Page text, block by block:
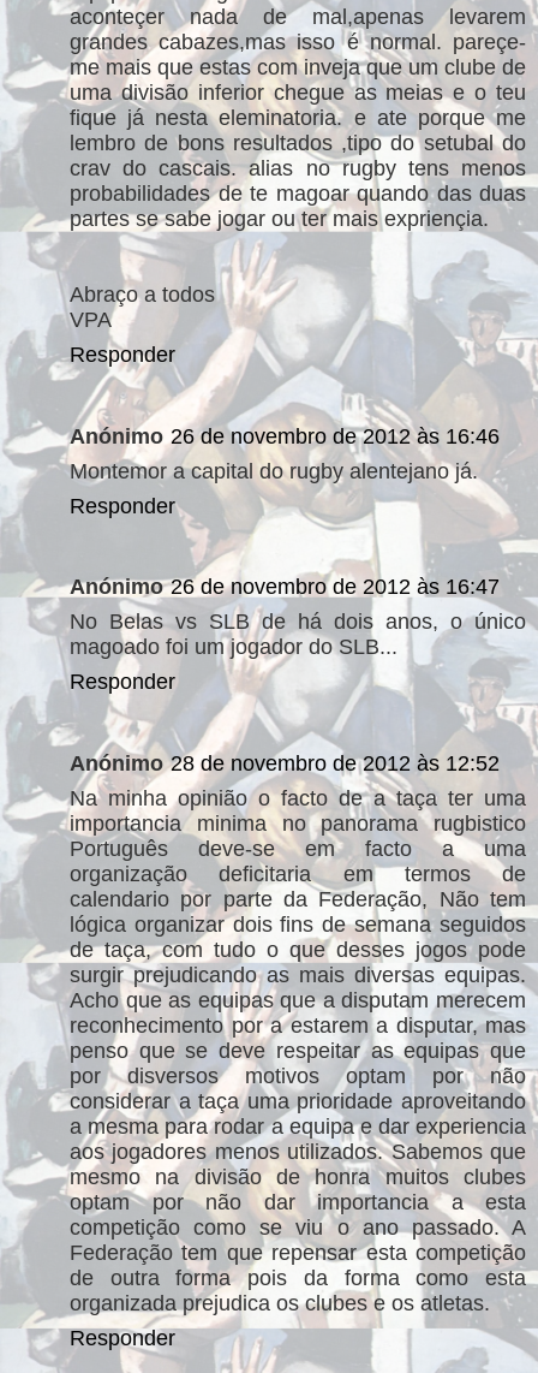
aconteçer nada de mal,apenas levarem
grandes cabazes,mas isso é normal. pareçe-
me mais que estas com inveja que um clube de
uma divisão inferior chegue as meias e o teu
fique já nesta eleminatoria. e ate porque me
lembro de bons resultados ,tipo do setubal do
crav do cascais. alias no rugby tens menos
probabilidades de te magoar quando das duas
partes se sabe jogar ou ter mais expriençia.
Abraço a todos
VPA
Responder
Anónimo 26 de novembro de 2012 às 16:46
Montemor a capital do rugby alentejano já.
Responder
Anónimo 26 de novembro de 2012 às 16:47
No Belas vs SLB de há dois anos, o único
magoado foi um jogador do SLB...
Responder
Anónimo 28 de novembro de 2012 às 12:52
Na minha opinião o facto de a taça ter uma
importancia minima no panorama rugbistico
Português deve-se em facto a uma
organização deficitaria em termos de
calendario por parte da Federação, Não tem
lógica organizar dois fins de semana seguidos
de taça, com tudo o que desses jogos pode
surgir prejudicando as mais diversas equipas.
Acho que as equipas que a disputam merecem
reconhecimento por a estarem a disputar, mas
penso que se deve respeitar as equipas que
por disversos motivos optam por não
considerar a taça uma prioridade aproveitando
a mesma para rodar a equipa e dar experiencia
aos jogadores menos utilizados. Sabemos que
mesmo na divisão de honra muitos clubes
optam por não dar importancia a esta
competição como se viu o ano passado. A
Federação tem que repensar esta competição
de outra forma pois da forma como esta
organizada prejudica os clubes e os atletas.
Responder